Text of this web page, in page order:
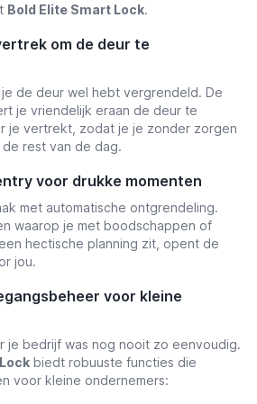
Bold Elite Smart Lock.
om de deur te
de deur wel hebt vergrendeld. De
je vriendelijk eraan de deur te
je vertrekt, zodat je je zonder zorgen
rest van de dag.
voor drukke momenten
met automatische ontgrendeling.
waarop je met boodschappen of
hectische planning zit, opent de
jou.
voor kleine
je bedrijf was nog nooit zo eenvoudig.
biedt robuuste functies die
voor kleine ondernemers: